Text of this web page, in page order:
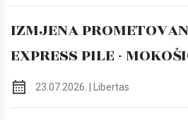
IZMJENA
EXPRESS PILE -
23.07.2026. | Libertas